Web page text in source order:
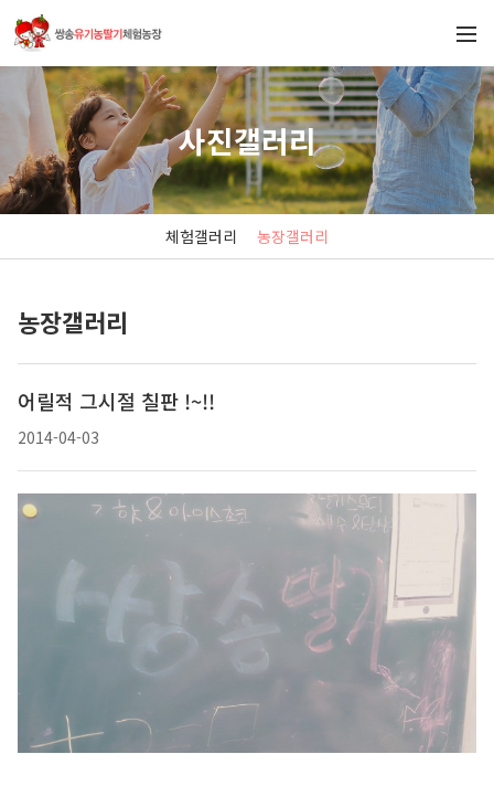
사진갤러리
체험갤러리 농장갤러리
농장갤러리
어릴적 그시절 칠판 !~!!
2014-04-03